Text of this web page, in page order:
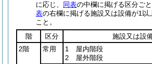
に応じ、 同表の中欄に掲げる区分ご
表の右欄に掲げる施設又は設備が1以
こと。
階
区分
施設又は設
2階
常用
1 屋内階段
2 屋外階段